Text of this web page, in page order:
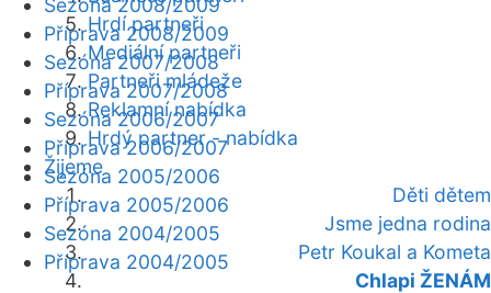
Hrdí partneři
Mediální partneři
Partneři mládeže
Reklamní nabídka
Hrdý partner - nabídka
Žijeme
Děti dětem
Jsme jedna rodina
Petr Koukal a Kometa
Chlapi ŽENÁM
Sezóna 2008/2009
Příprava 2008/2009
Sezóna 2007/2008
Příprava 2007/2008
Sezóna 2006/2007
Příprava 2006/2007
Sezóna 2005/2006
Příprava 2005/2006
Sezóna 2004/2005
Příprava 2004/2005